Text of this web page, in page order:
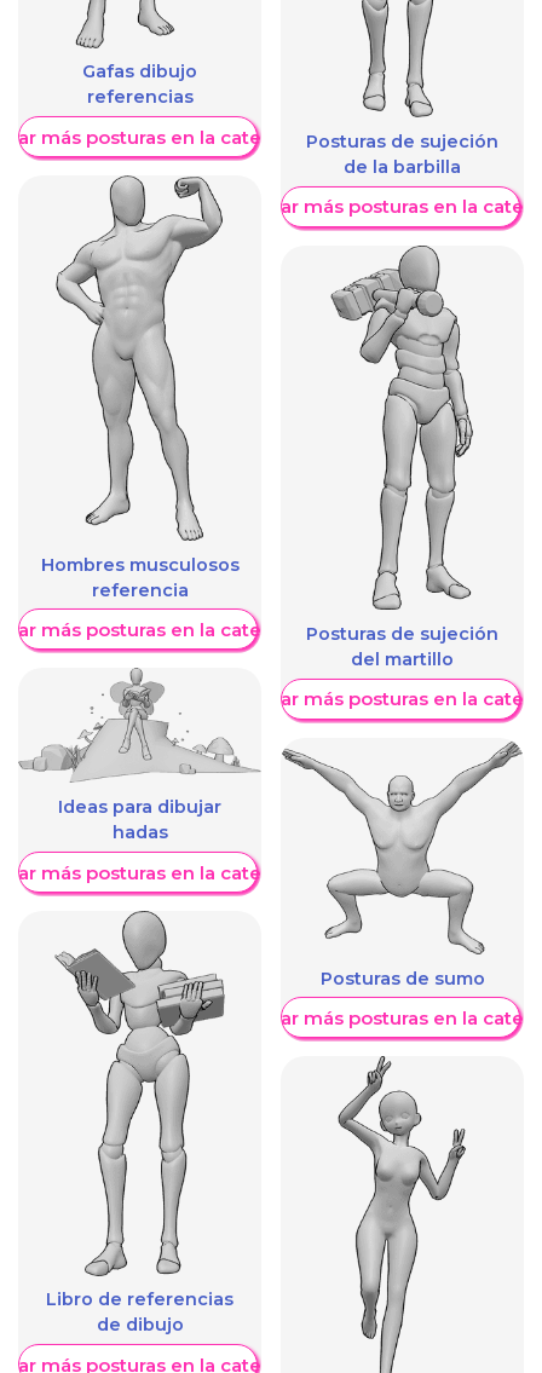
Gafas dibujo
referencias
más posturas en la categoría
Hombres musculosos
referencia
más posturas en la categoría
Ideas para dibujar
hadas
más posturas en la categoría
Libro de referencias
de dibujo
más posturas en la categoría
Posturas de sujeción
de la barbilla
Mostrar más posturas en la
Posturas de sujeción
del martillo
Mostrar más posturas en la
Posturas de sumo
Mostrar más posturas en la